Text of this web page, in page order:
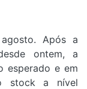
Após a
ontem, a
esperado e em
stock a nível